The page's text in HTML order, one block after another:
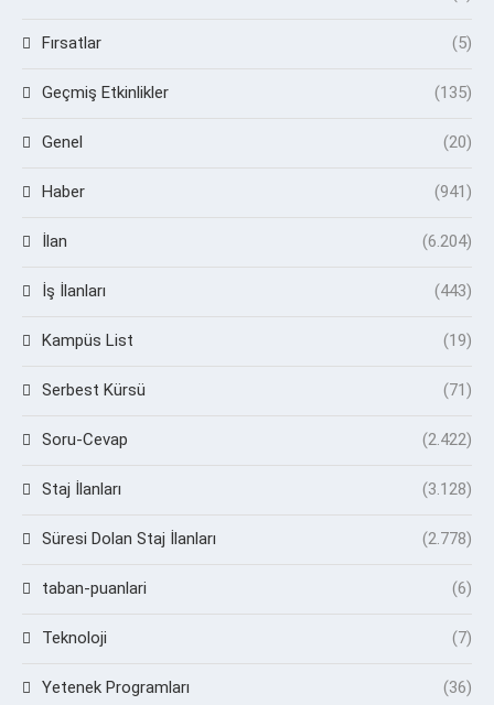
Fırsatlar (5)
Geçmiş Etkinlikler (135)
Genel (20)
Haber (941)
İlan (6.204)
İş İlanları (443)
Kampüs List (19)
Serbest Kürsü (71)
Soru-Cevap (2.422)
Staj İlanları (3.128)
Süresi Dolan Staj İlanları (2.778)
taban-puanlari (6)
Teknoloji (7)
Yetenek Programları (36)